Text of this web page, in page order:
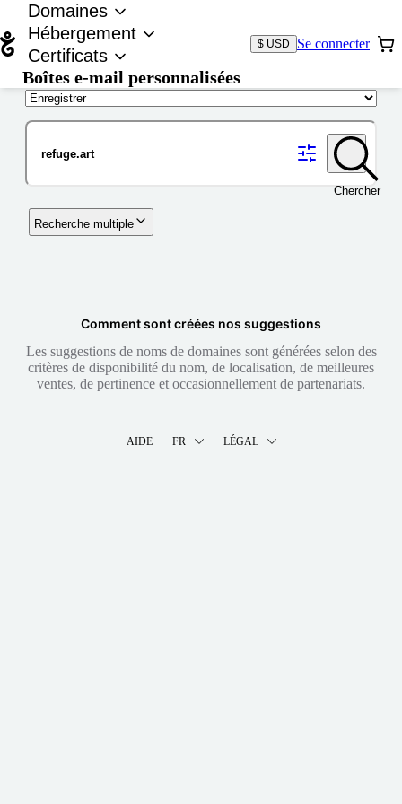
Domaines
Hébergement
Certificats
Boîtes e-mail personnalisées
$ USD Se connecter
Chercher
Recherche multiple
Comment sont créées nos suggestions
Les suggestions de noms de domaines sont générées selon des
critères de disponibilité du nom, de localisation, de meilleures
ventes, de pertinence et occasionnellement de partenariats.
AIDE FR LÉGAL